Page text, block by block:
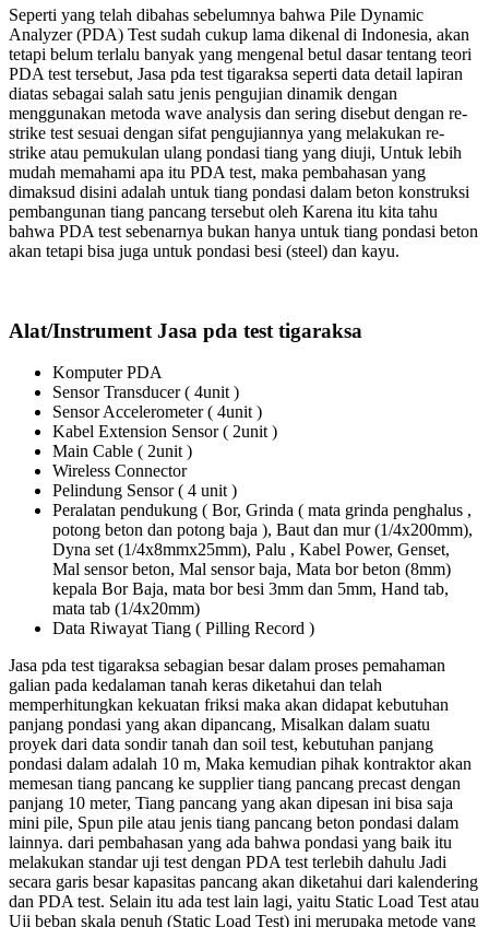
Seperti yang telah dibahas sebelumnya bahwa Pile Dynamic
Analyzer (PDA) Test sudah cukup lama dikenal di Indonesia, akan
tetapi belum terlalu banyak yang mengenal betul dasar tentang teori
PDA test tersebut, Jasa pda test tigaraksa seperti data detail lapiran
diatas sebagai salah satu jenis pengujian dinamik dengan
menggunakan metoda wave analysis dan sering disebut dengan re-
strike test sesuai dengan sifat pengujiannya yang melakukan re-
strike atau pemukulan ulang pondasi tiang yang diuji, Untuk lebih
mudah memahami apa itu PDA test, maka pembahasan yang
dimaksud disini adalah untuk tiang pondasi dalam beton konstruksi
pembangunan tiang pancang tersebut oleh Karena itu kita tahu
bahwa PDA test sebenarnya bukan hanya untuk tiang pondasi beton
akan tetapi bisa juga untuk pondasi besi (steel) dan kayu.
Alat/Instrument Jasa pda test tigaraksa
Komputer PDA
Sensor Transducer ( 4unit )
Sensor Accelerometer ( 4unit )
Kabel Extension Sensor ( 2unit )
Main Cable ( 2unit )
Wireless Connector
Pelindung Sensor ( 4 unit )
Peralatan pendukung ( Bor, Grinda ( mata grinda penghalus ,
potong beton dan potong baja ), Baut dan mur (1/4x200mm),
Dyna set (1/4x8mmx25mm), Palu , Kabel Power, Genset,
Mal sensor beton, Mal sensor baja, Mata bor beton (8mm)
kepala Bor Baja, mata bor besi 3mm dan 5mm, Hand tab,
mata tab (1/4x20mm)
Data Riwayat Tiang ( Pilling Record )
Jasa pda test tigaraksa sebagian besar dalam proses pemahaman
galian pada kedalaman tanah keras diketahui dan telah
memperhitungkan kekuatan friksi maka akan didapat kebutuhan
panjang pondasi yang akan dipancang, Misalkan dalam suatu
proyek dari data sondir tanah dan soil test, kebutuhan panjang
pondasi dalam adalah 10 m, Maka kemudian pihak kontraktor akan
memesan tiang pancang ke supplier tiang pancang precast dengan
panjang 10 meter, Tiang pancang yang akan dipesan ini bisa saja
mini pile, Spun pile atau jenis tiang pancang beton pondasi dalam
lainnya. dari pembahasan yang ada bahwa pondasi yang baik itu
melakukan standar uji test dengan PDA test terlebih dahulu Jadi
secara garis besar kapasitas pancang akan diketahui dari kalendering
dan PDA test. Selain itu ada test lain lagi, yaitu Static Load Test atau
Uji beban skala penuh (Static Load Test) ini merupaka metode yang